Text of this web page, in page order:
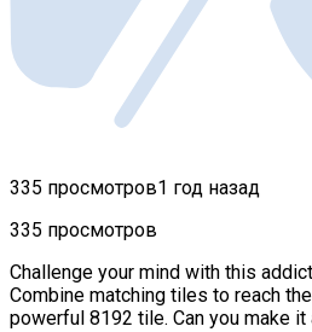
335 просмотров1 год назад
335 просмотров
Challenge your mind with this
Combine matching tiles to reach
powerful 8192 tile. Can you make it